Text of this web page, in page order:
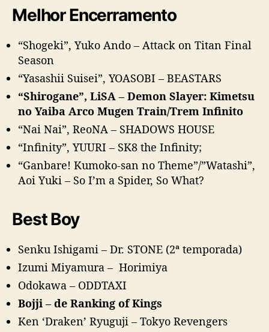
Melhor Encerramento
“Shogeki”, Yuko Ando – Attack on Titan Final
Season
“Yasashii Suisei”, YOASOBI – BEASTARS
“Shirogane”, LiSA – Demon Slayer: Kimetsu
no Yaiba Arco Mugen Train/Trem Infinito
“Nai Nai”, ReoNA – SHADOWS HOUSE
“Infinity”, YUURI – SK8 the Infinity;
“Ganbare! Kumoko-san no Theme”/”Watashi”,
Aoi Yuki – So I’m a Spider, So What?
Best Boy
Senku Ishigami – Dr. STONE (2ª temporada)
Izumi Miyamura – Horimiya
Odokawa – ODDTAXI
Bojji – de Ranking of Kings
Ken ‘Draken’ Ryuguji – Tokyo Revengers